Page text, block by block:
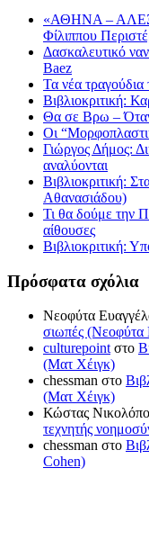
«ΑΘΗΝΑ –
Φίλιππου
Δασκαλευτικό
Baez
Τα νέα τραγούδια
Βιβλιοκριτική:
Θα σε Βρω – Όταν
Οι
Γιώργος Δήμος:
αναλύονται
Βιβλιοκριτική:
Αθανασιάδου)
Τι θα δούμε την
αίθουσες
Βιβλιοκριτική:
Πρόσφατα σχόλια
Νεοφύτα
σιωπές (Νεοφύτα
culturepointστο
(Ματ Χέιγκ)
chessman στο
(Ματ Χέιγκ)
Κώστας
τεχνητής
chessman στο
Cohen)